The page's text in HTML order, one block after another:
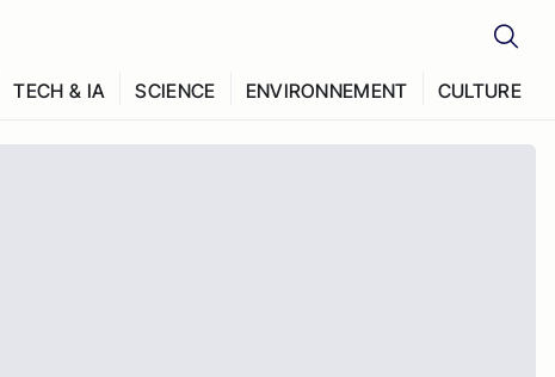
TECH & IA SCIENCE ENVIRONNEMENT CULTURE